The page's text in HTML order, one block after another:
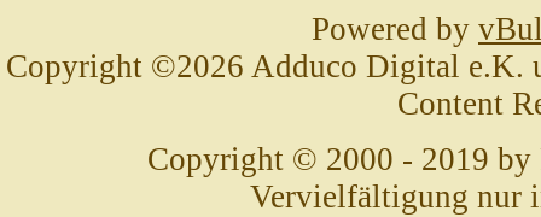
Powered by
Copyright ©2026 Adduco Digital e.K.
Content
Copyright © 2000 - 2019 by
Vervielfältigung nur